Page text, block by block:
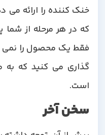
خنک کننده را ارائه می
که در هر مرحله از شما
فقط یک محصول را نمی
گذاری می کنید که به
است.
سخن آخر